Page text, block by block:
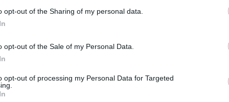
opt-out of the Sharing of my personal data.
opt-out of the Sale of my Personal Data.
opt-out of processing my Personal Data for Targeted